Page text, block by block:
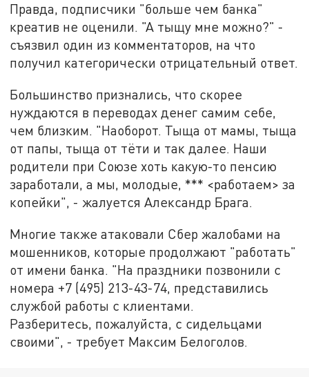
Правда, подписчики "больше чем банка"
креатив не оценили. "А тыщу мне можно?" -
съязвил один из комментаторов, на что
получил категорически отрицательный ответ.
Большинство признались, что скорее
нуждаются в переводах денег самим себе,
чем близким. "Наоборот. Тыща от мамы, тыща
от папы, тыща от тёти и так далее. Наши
родители при Союзе хоть какую-то пенсию
заработали, а мы, молодые, *** <работаем> за
копейки", - жалуется Александр Брага.
Многие также атаковали Сбер жалобами на
мошенников, которые продолжают "работать"
от имени банка. "На праздники позвонили с
номера +7 (495) 213-43-74, представились
службой работы с клиентами.
Разберитесь, пожалуйста, с сидельцами
своими", - требует Максим Белоголов.